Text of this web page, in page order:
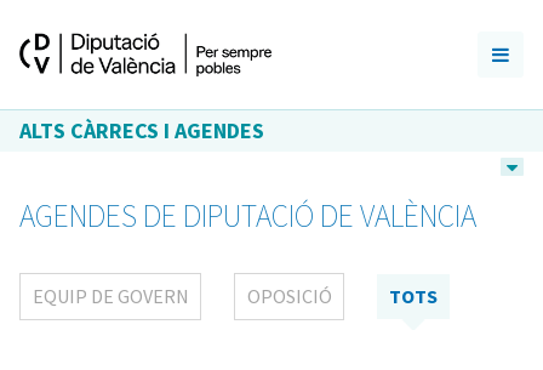
ALTS CÀRRECS I AGENDES
AGENDES DE DIPUTACIÓ DE VALÈNCIA
EQUIP DE GOVERN OPOSICIÓ TOTS